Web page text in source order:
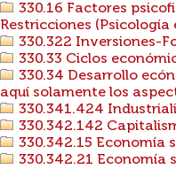
330.16 Factores
Restricciones (Psicología
330.322 Inversiones-
330.33 Ciclos
330.34 Desarrollo
aquí solamente los
330.341.424
330.342.142
330.342.15 Economía
330.342.21 Economía